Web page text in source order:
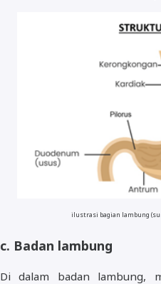
ilustrasi bagian lambung
c. Badan lambung
Di dalam badan lambung,